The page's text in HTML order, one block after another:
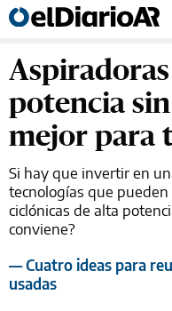
potencia
mejor para
Si hay que invertir en
tecnologías que
ciclónicas de alta
conviene?
— Cuatro ideas para
usadas